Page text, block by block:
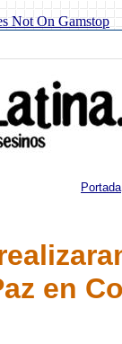
Not On Gamstop
Portada
en